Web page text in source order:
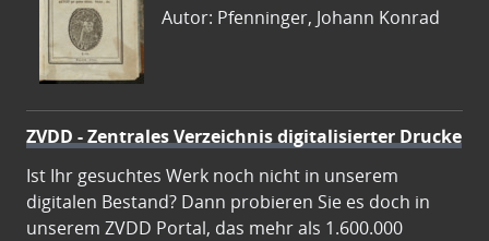
Autor: Pfenninger, Johann Konrad
ZVDD - Zentrales Verzeichnis digitalisierter Drucke
Ist Ihr gesuchtes Werk noch nicht in unserem
digitalen Bestand? Dann probieren Sie es doch in
unserem ZVDD Portal, das mehr als 1.600.000